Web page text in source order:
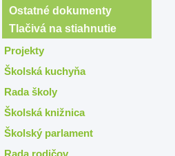
Ostatné dokumenty
Tlačivá na stiahnutie
Projekty
Školská kuchyňa
Rada školy
Školská knižnica
Školský parlament